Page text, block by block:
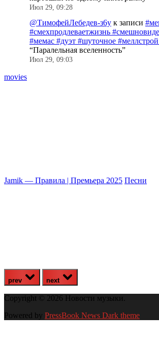
Июл 29, 09:28
@ТимофейЛебедев-з6у к записи
#смехпродлеваетжизнь
#мемас #дуэт #шуточное
“Паралельная вселенность”
Июл 29, 09:03
movies
Jamik — Правила | Премьера 2025 Песни
prev next
Copyright © 2026 Новости музыки.
Powered by PressBook News Dark theme